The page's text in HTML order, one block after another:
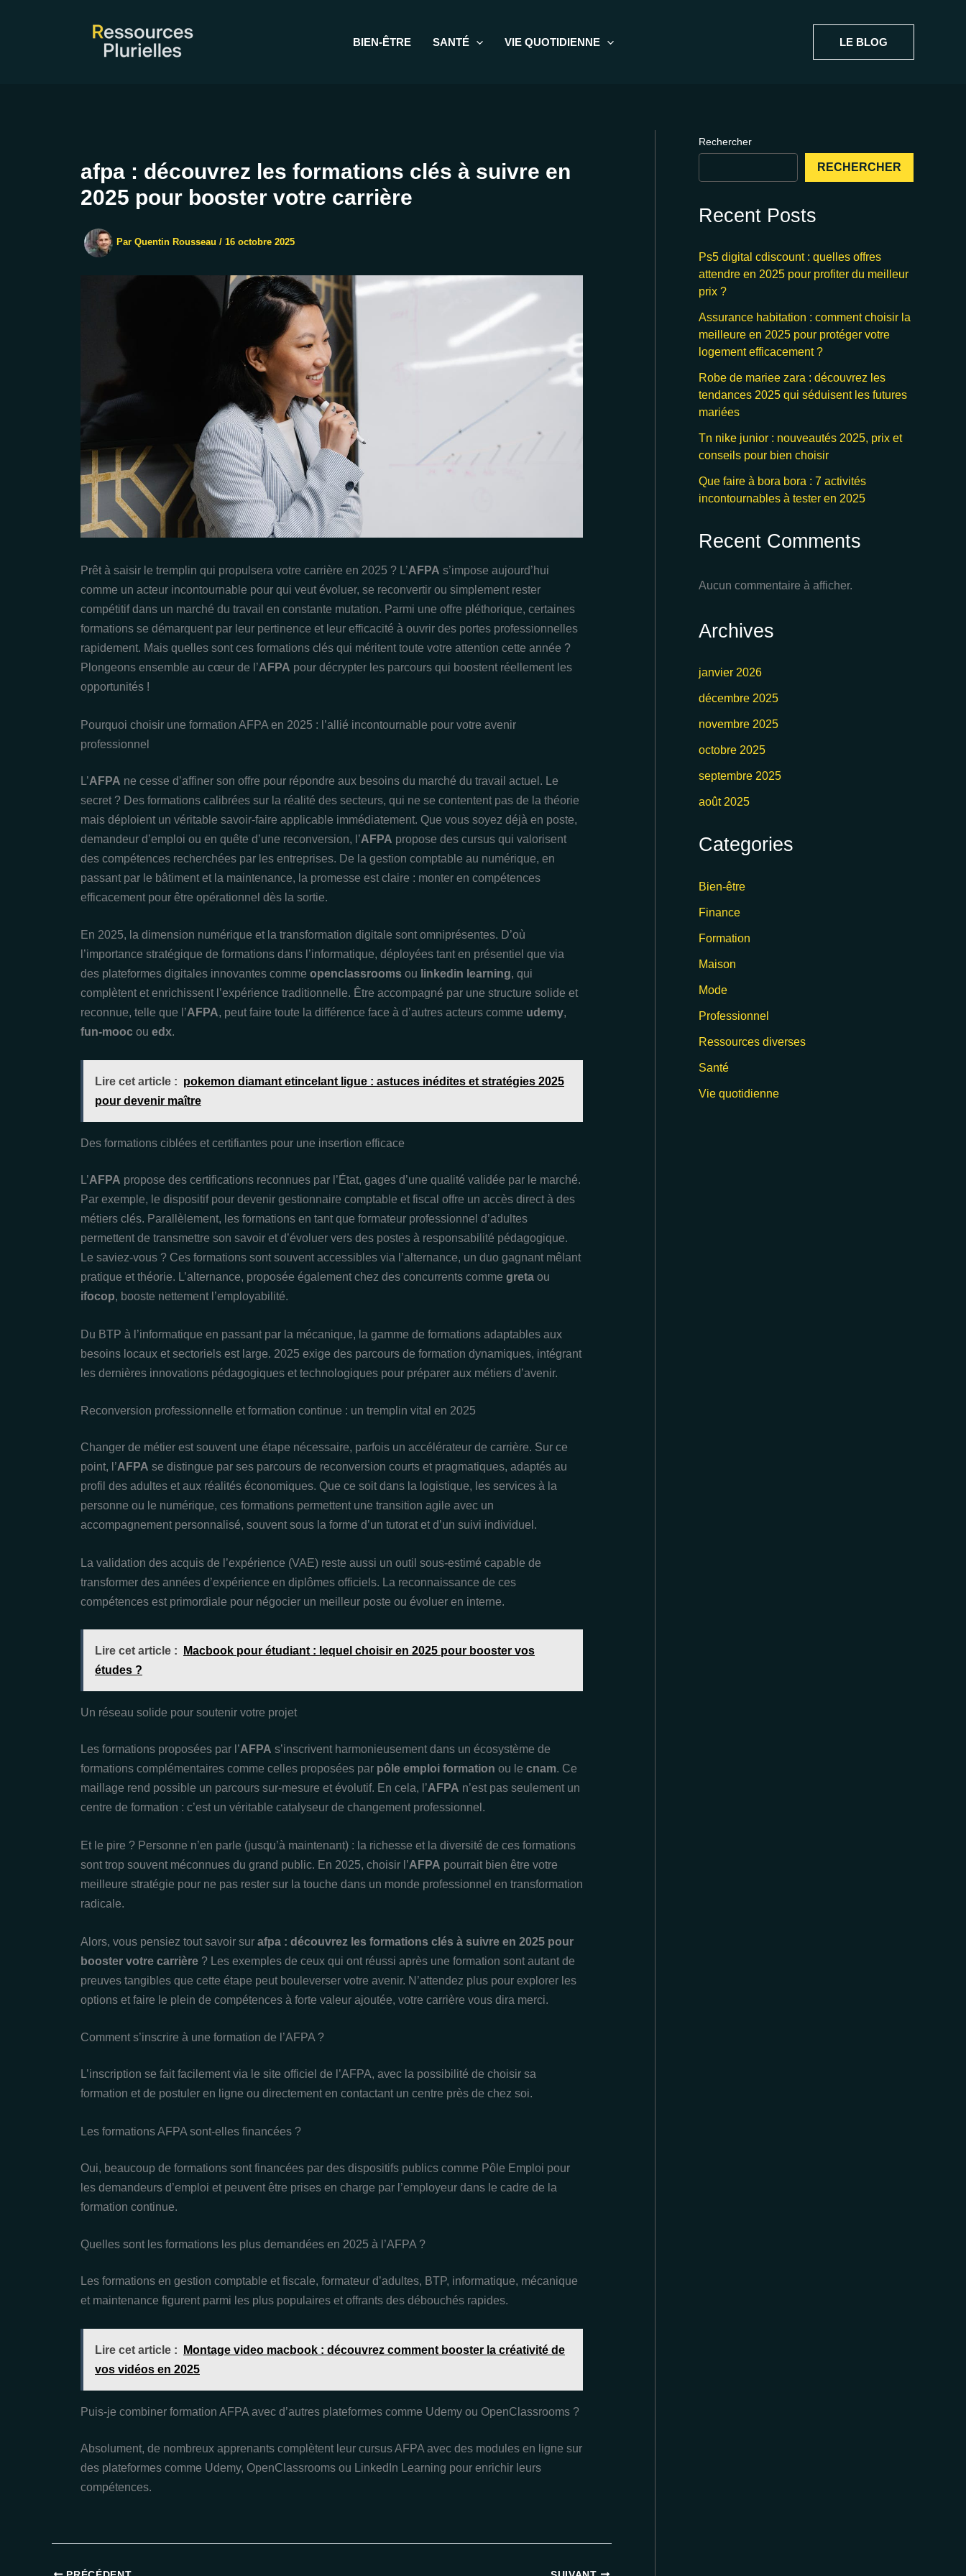
BIEN-ÊTRE SANTÉ VIE QUOTIDIENNE LE BLOG
afpa : découvrez les formations clés à suivre en
2025 pour booster votre carrière
Par Quentin Rousseau / 16 octobre 2025
Prêt à saisir le tremplin qui propulsera votre carrière en 2025 ? L’AFPA s’impose aujourd’hui
comme un acteur incontournable pour qui veut évoluer, se reconvertir ou simplement rester
compétitif dans un marché du travail en constante mutation. Parmi une offre pléthorique, certaines
formations se démarquent par leur pertinence et leur efficacité à ouvrir des portes professionnelles
rapidement. Mais quelles sont ces formations clés qui méritent toute votre attention cette année ?
Plongeons ensemble au cœur de l’AFPA pour décrypter les parcours qui boostent réellement les
opportunités !
Pourquoi choisir une formation AFPA en 2025 : l’allié incontournable pour votre avenir
professionnel
L’AFPA ne cesse d’affiner son offre pour répondre aux besoins du marché du travail actuel. Le
secret ? Des formations calibrées sur la réalité des secteurs, qui ne se contentent pas de la théorie
mais déploient un véritable savoir-faire applicable immédiatement. Que vous soyez déjà en poste,
demandeur d’emploi ou en quête d’une reconversion, l’AFPA propose des cursus qui valorisent
des compétences recherchées par les entreprises. De la gestion comptable au numérique, en
passant par le bâtiment et la maintenance, la promesse est claire : monter en compétences
efficacement pour être opérationnel dès la sortie.
En 2025, la dimension numérique et la transformation digitale sont omniprésentes. D’où
l’importance stratégique de formations dans l’informatique, déployées tant en présentiel que via
des plateformes digitales innovantes comme openclassrooms ou linkedin learning, qui
complètent et enrichissent l’expérience traditionnelle. Être accompagné par une structure solide et
reconnue, telle que l’AFPA, peut faire toute la différence face à d’autres acteurs comme udemy,
fun-mooc ou edx.
Lire cet article : pokemon diamant etincelant ligue : astuces inédites et stratégies 2025
pour devenir maître
Des formations ciblées et certifiantes pour une insertion efficace
L’AFPA propose des certifications reconnues par l’État, gages d’une qualité validée par le marché.
Par exemple, le dispositif pour devenir gestionnaire comptable et fiscal offre un accès direct à des
métiers clés. Parallèlement, les formations en tant que formateur professionnel d’adultes
permettent de transmettre son savoir et d’évoluer vers des postes à responsabilité pédagogique.
Le saviez-vous ? Ces formations sont souvent accessibles via l’alternance, un duo gagnant mêlant
pratique et théorie. L’alternance, proposée également chez des concurrents comme greta ou
ifocop, booste nettement l’employabilité.
Du BTP à l’informatique en passant par la mécanique, la gamme de formations adaptables aux
besoins locaux et sectoriels est large. 2025 exige des parcours de formation dynamiques, intégrant
les dernières innovations pédagogiques et technologiques pour préparer aux métiers d’avenir.
Reconversion professionnelle et formation continue : un tremplin vital en 2025
Changer de métier est souvent une étape nécessaire, parfois un accélérateur de carrière. Sur ce
point, l’AFPA se distingue par ses parcours de reconversion courts et pragmatiques, adaptés au
profil des adultes et aux réalités économiques. Que ce soit dans la logistique, les services à la
personne ou le numérique, ces formations permettent une transition agile avec un
accompagnement personnalisé, souvent sous la forme d’un tutorat et d’un suivi individuel.
La validation des acquis de l’expérience (VAE) reste aussi un outil sous-estimé capable de
transformer des années d’expérience en diplômes officiels. La reconnaissance de ces
compétences est primordiale pour négocier un meilleur poste ou évoluer en interne.
Lire cet article :
Macbook pour étudiant : lequel choisir en 2025 pour booster vos
études ?
Un réseau solide pour soutenir votre projet
Les formations proposées par l’AFPA s’inscrivent harmonieusement dans un écosystème de
formations complémentaires comme celles proposées par pôle emploi formation ou le cnam. Ce
maillage rend possible un parcours sur-mesure et évolutif. En cela, l’AFPA n’est pas seulement un
centre de formation : c’est un véritable catalyseur de changement professionnel.
Et le pire ? Personne n’en parle (jusqu’à maintenant) : la richesse et la diversité de ces formations
sont trop souvent méconnues du grand public. En 2025, choisir l’AFPA pourrait bien être votre
meilleure stratégie pour ne pas rester sur la touche dans un monde professionnel en transformation
radicale.
Alors, vous pensiez tout savoir sur afpa : découvrez les formations clés à suivre en 2025 pour
booster votre carrière ? Les exemples de ceux qui ont réussi après une formation sont autant de
preuves tangibles que cette étape peut bouleverser votre avenir. N’attendez plus pour explorer les
options et faire le plein de compétences à forte valeur ajoutée, votre carrière vous dira merci.
Comment s’inscrire à une formation de l’AFPA ?
L’inscription se fait facilement via le site officiel de l’AFPA, avec la possibilité de choisir sa
formation et de postuler en ligne ou directement en contactant un centre près de chez soi.
Les formations AFPA sont-elles financées ?
Oui, beaucoup de formations sont financées par des dispositifs publics comme Pôle Emploi pour
les demandeurs d’emploi et peuvent être prises en charge par l’employeur dans le cadre de la
formation continue.
Quelles sont les formations les plus demandées en 2025 à l’AFPA ?
Les formations en gestion comptable et fiscale, formateur d’adultes, BTP, informatique, mécanique
et maintenance figurent parmi les plus populaires et offrants des débouchés rapides.
Lire cet article :
Montage video macbook : découvrez comment booster la créativité de
vos vidéos en 2025
Puis-je combiner formation AFPA avec d’autres plateformes comme Udemy ou OpenClassrooms ?
Absolument, de nombreux apprenants complètent leur cursus AFPA avec des modules en ligne sur
des plateformes comme Udemy, OpenClassrooms ou LinkedIn Learning pour enrichir leurs
compétences.
Rechercher
RECHERCHER
Recent Posts
Ps5 digital cdiscount : quelles offres
attendre en 2025 pour profiter du meilleur
prix ?
Assurance habitation : comment choisir la
meilleure en 2025 pour protéger votre
logement efficacement ?
Robe de mariee zara : découvrez les
tendances 2025 qui séduisent les futures
mariées
Tn nike junior : nouveautés 2025, prix et
conseils pour bien choisir
Que faire à bora bora : 7 activités
incontournables à tester en 2025
Recent Comments
Aucun commentaire à afficher.
Archives
janvier 2026
décembre 2025
novembre 2025
octobre 2025
septembre 2025
août 2025
Categories
Bien-être
Finance
Formation
Maison
Mode
Professionnel
Ressources diverses
Santé
Vie quotidienne